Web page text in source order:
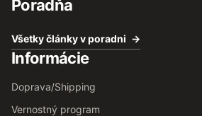
Poradňa
Všetky články v poradni
Informácie
Doprava/Shipping
Vernostný program